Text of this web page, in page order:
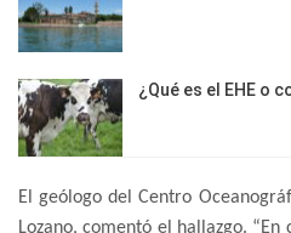
¿Qué es el EHE o
El geólogo del Centro
Lozano, comentó el hallazgo.